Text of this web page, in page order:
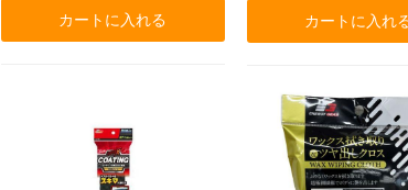
カートに入れる カートに入れ